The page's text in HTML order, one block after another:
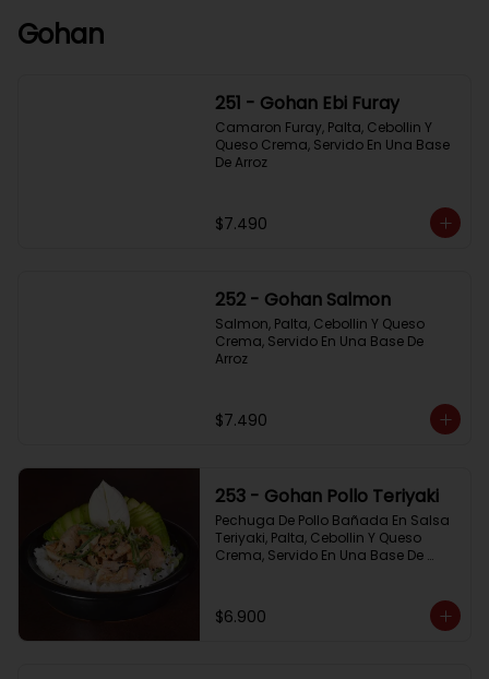
Gohan
251 - Gohan Ebi Furay
Camaron Furay, Palta, Cebollin Y
Queso Crema, Servido En Una Base
De Arroz
$7.490
252 - Gohan Salmon
Salmon, Palta, Cebollin Y Queso
Crema, Servido En Una Base De
Arroz
$7.490
253 - Gohan Pollo Teriyaki
Pechuga De Pollo Bañada En Salsa
Teriyaki, Palta, Cebollin Y Queso
Crema, Servido En Una Base De
$6.900